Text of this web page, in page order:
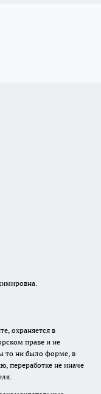
охраняется в
праве и не
то ни было форме, в
переработке не иначе